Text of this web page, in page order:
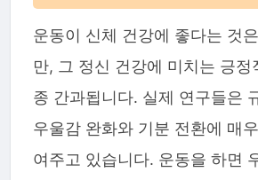
운동이 신체 건강에 좋다는 것
만, 그 정신 건강에 미치는 긍정
종 간과됩니다. 실제 연구들은
우울감 완화와 기분 전환에 매
여주고 있습니다. 운동을 하면